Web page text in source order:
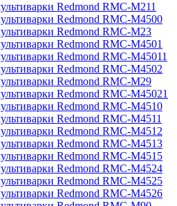
Redmond RMC-M211
Redmond RMC-M4500
Redmond RMC-M23
Redmond RMC-M4501
Redmond RMC-M45011
Redmond RMC-M4502
Redmond RMC-M29
Redmond RMC-M45021
Redmond RMC-M4510
Redmond RMC-M4511
Redmond RMC-M4512
Redmond RMC-M4513
Redmond RMC-M4515
Redmond RMC-M4524
Redmond RMC-M4525
Redmond RMC-M4526